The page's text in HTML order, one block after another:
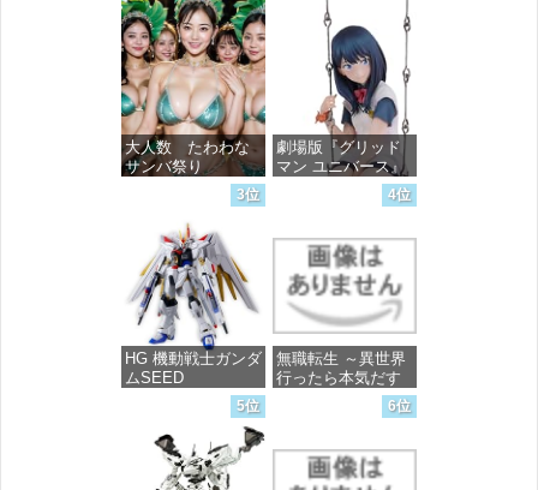
大人数 たわわな
サンバ祭り
価格：¥99
劇場版『グリッド
マン ユニバース』
宝多六花 wall figure
1/7スケール プラス
完成品フィギュア
価格：¥13,756
3位
HG 機動戦士ガンダ
ムSEED
FREEDOM マイテ
ィーストライクフ
リーダムガンダム
1/144スケール 色分
け済みプラモデル
4位
無職転生 ～異世界
行ったら本気だす
～ 20 (MFコミック
ス フラッパーシ
価格：¥748
5位 6位